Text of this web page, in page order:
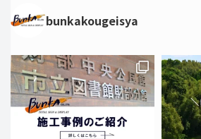
bunkakougeisya